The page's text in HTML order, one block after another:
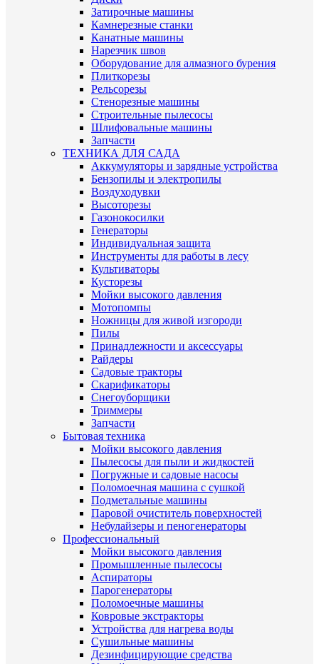
Затирочные машины
Камнерезные станки
Канатные машины
Нарезчик швов
Оборудование для алмазного бурения
Плиткорезы
Рельсорезы
Стенорезные машины
Строительные пылесосы
Шлифовальные машины
Запчасти
ТЕХНИКА ДЛЯ САДА
Аккумуляторы и зарядные устройства
Бензопилы и электропилы
Воздуходувки
Высоторезы
Газонокосилки
Генераторы
Индивидуальная защита
Инструменты для работы в лесу
Культиваторы
Кусторезы
Мойки высокого давления
Мотопомпы
Ножницы для живой изгороди
Пилы
Принадлежности и аксессуары
Райдеры
Садовые тракторы
Скарификаторы
Снегоуборщики
Триммеры
Запчасти
Бытовая техника
Мойки высокого давления
Пылесосы для пыли и жидкостей
Погружные и садовые насосы
Поломоечная машина с сушкой
Подметальные машины
Паровой очиститель поверхностей
Небулайзеры и пеногенераторы
Профессиональный
Мойки высокого давления
Промышленные пылесосы
Аспираторы
Парогенераторы
Поломоечные машины
Ковровые экстракторы
Устройства для нагрева воды
Сушильные машины
Дезинфицирующие средства